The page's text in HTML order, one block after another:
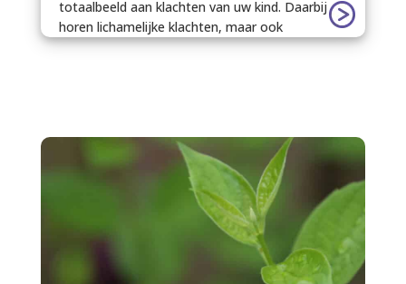
totaalbeeld aan klachten van uw kind. Daarbij
horen lichamelijke klachten, maar ook